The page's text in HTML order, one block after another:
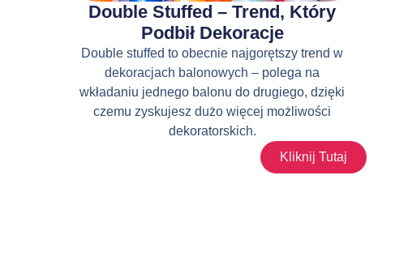
Double Stuffed – Trend, Który
Podbił Dekoracje
Double stuffed to obecnie najgorętszy trend w
dekoracjach balonowych – polega na
wkładaniu jednego balonu do drugiego, dzięki
czemu zyskujesz dużo więcej możliwości
dekoratorskich.
Kliknij Tutaj